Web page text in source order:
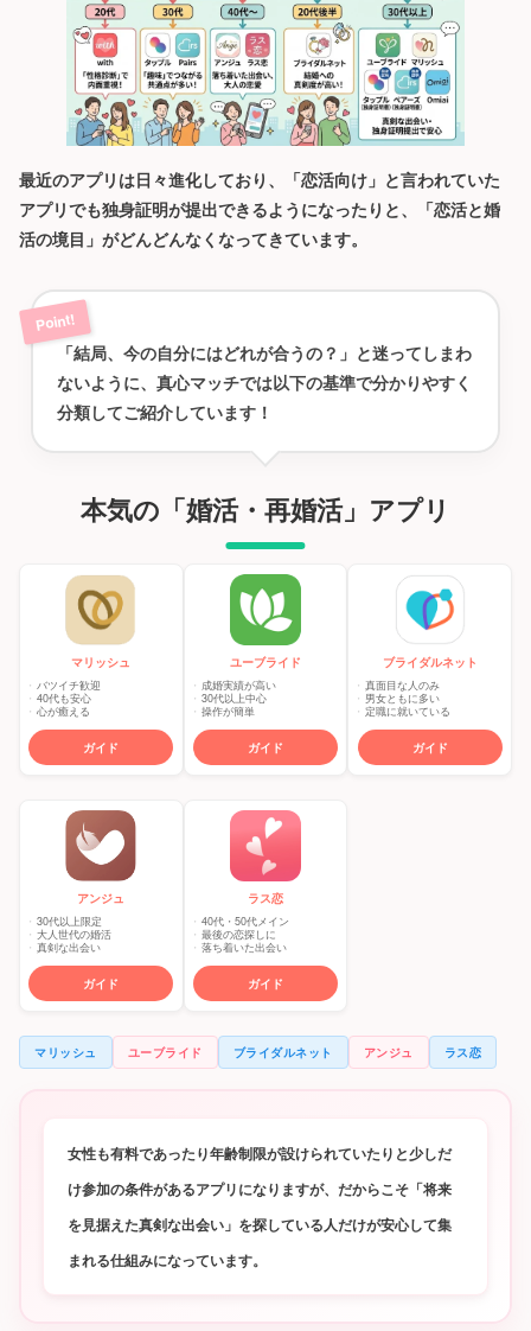
最近のアプリは日々進化しており、「恋活向け」と言われていた
アプリでも独身証明が提出できるようになったりと、「恋活と婚
活の境目」がどんどんなくなってきています。
「結局、今の自分にはどれが合うの？」と迷ってしまわ
ないように、真心マッチでは以下の基準で分かりやすく
分類してご紹介しています！
本気の「婚活・再婚活」アプリ
マリッシュ
バツイチ歓迎
40代も安心
心が癒える
ガイド
ユーブライド
成婚実績が高い
30代以上中心
操作が簡単
ガイド
ブライダルネット
真面目な人のみ
男女ともに多い
定職に就いている
ガイド
アンジュ
30代以上限定
大人世代の婚活
真剣な出会い
ガイド
ラス恋
40代・50代メイン
最後の恋探しに
落ち着いた出会い
ガイド
マリッシュ ユーブライド ブライダルネット アンジュ ラス恋
女性も有料であったり年齢制限が設けられていたりと少しだ
け参加の条件があるアプリになりますが、だからこそ「将来
を見据えた真剣な出会い」を探している人だけが安心して集
まれる仕組みになっています。